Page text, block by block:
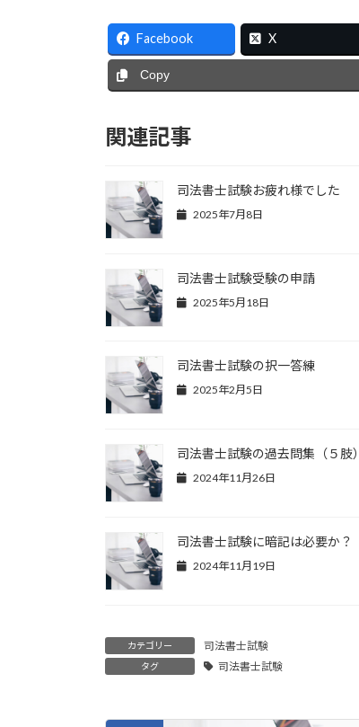
Facebook X
Copy
関連記事
司法書士試験お疲れ様でした
2025年7月8日
司法書士試験受験の申請
2025年5月18日
司法書士試験の択一答練
2025年2月5日
司法書士試験の過去問集（５肢）
2024年11月26日
司法書士試験に暗記は必要か？
2024年11月19日
カテゴリー 司法書士試験
タグ 司法書士試験